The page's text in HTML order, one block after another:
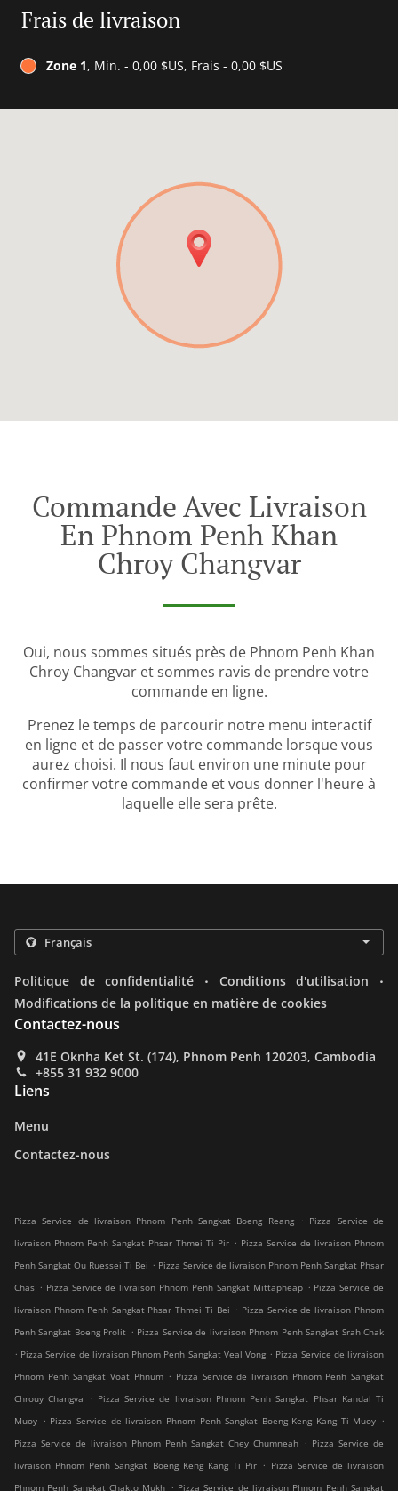
Frais de livraison
Zone 1, Min. - 0,00 $US, Frais - 0,00 $US
Commande Avec Livraison
En Phnom Penh Khan
Chroy Changvar
Oui, nous sommes situés près de Phnom Penh Khan
Chroy Changvar et sommes ravis de prendre votre
commande en ligne.
Prenez le temps de parcourir notre menu interactif
en ligne et de passer votre commande lorsque vous
aurez choisi. Il nous faut environ une minute pour
confirmer votre commande et vous donner l'heure à
laquelle elle sera prête.
Politique de confidentialité . Conditions d'utilisation .
Modifications de la politique en matière de cookies
Contactez-nous
41E Oknha Ket St. (174), Phnom Penh 120203, Cambodia
+855 31 932 9000
Liens
Menu
Contactez-nous
Pizza Service de livraison Phnom Penh Sangkat Boeng Reang . Pizza Service de
livraison Phnom Penh Sangkat Phsar Thmei Ti Pir . Pizza Service de livraison Phnom
Penh Sangkat Ou Ruessei Ti Bei . Pizza Service de livraison Phnom Penh Sangkat Phsar
Chas . Pizza Service de livraison Phnom Penh Sangkat Mittapheap . Pizza Service de
livraison Phnom Penh Sangkat Phsar Thmei Ti Bei . Pizza Service de livraison Phnom
Penh Sangkat Boeng Prolit . Pizza Service de livraison Phnom Penh Sangkat Srah Chak
. Pizza Service de livraison Phnom Penh Sangkat Veal Vong . Pizza Service de livraison
Phnom Penh Sangkat Voat Phnum . Pizza Service de livraison Phnom Penh Sangkat
Chrouy Changva
. Pizza Service de livraison Phnom Penh Sangkat Phsar Kandal Ti
Muoy . Pizza Service de livraison Phnom Penh Sangkat Boeng Keng Kang Ti Muoy .
Pizza Service de livraison Phnom Penh Sangkat Chey Chumneah . Pizza Service de
livraison Phnom Penh Sangkat Boeng Keng Kang Ti Pir . Pizza Service de livraison
Phnom Penh Sangkat Chakto Mukh . Pizza Service de livraison Phnom Penh Sangkat